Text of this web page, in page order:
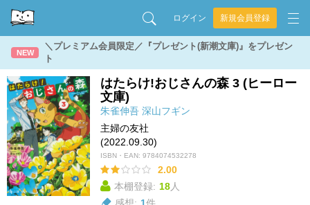
ログイン 新規会員登録
NEW
＼プレミアム会員限定／『プレゼント(新潮文庫)』をプレゼン
ト
はたらけ!おじさんの森 3 (ヒーロー
文庫)
朱雀伸吾 深山フギン
主婦の友社
(2022.09.30)
ISBN・EAN: 9784074532278
2.00
本棚登録: 18人